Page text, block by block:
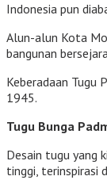
Indonesia pun
Alun-alun Kota
bangunan
Keberadaan Tugu
1945.
Tugu Bunga
Desain tugu yang
tinggi, terinspirasi